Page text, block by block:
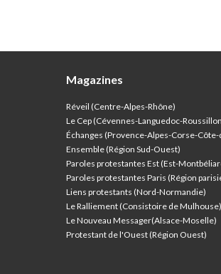
Magazines
Réveil (Centre-Alpes-Rhône)
Le Cep (Cévennes-Languedoc-
Échanges (Provence-Alpes-Corse-Côte-
Ensemble (Région Sud-Ouest)
Paroles protestantes Est (Est-
Paroles protestantes Paris (Région
Liens protestants (Nord-Normandie)
Le Ralliement (Consistoire de Mulhouse)
Le Nouveau Messager(Alsace-Moselle)
Protestant de l'Ouest (Région Ouest)